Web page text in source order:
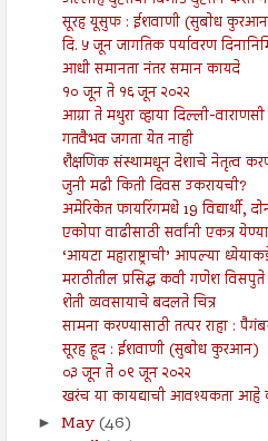
सूरह यूसुफ : ईशवाणी (सुबोध
दि. ५ जून जागतिक पर्यावरण
आधी समानता नंतर समान कायदे
१० जून ते १६ जून २०२२
आग्रा ते मथुरा व्हाया दिल्ली-वाराणसी
गतवैभव जगता येत नाही
शैक्षणिक संस्थामधून देशाचे नेतृत्व
जुनी मढी किती दिवस उकरायची?
अमेरिकेत फायरिंगमधे 19 विद्यार्थी,
एकोपा वाढीसाठी सर्वांनी एकत्र
‘आयटा महाराष्ट्राची’ आपल्या
मराठीतील प्रसिद्ध कवी गणेश
शेती व्यवसायाचे बदलते चित्र
सामना करण्यासाठी तत्पर राहा :
सूरह हूद : ईशवाणी (सुबोध कुरआन)
०३ जून ते ०९ जून २०२२
खरंच या कायद्याची आवश्यकता आहे
► May(46)